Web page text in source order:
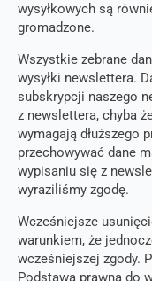
wysyłkowych są
gromadzone.
Wszystkie zebrane
wysyłki newslettera.
subskrypcji naszego
z newslettera, chyba
wymagają dłuższego
przechowywać dane
wypisaniu się z
wyraziliśmy zgodę.
Wcześniejsze
warunkiem, że
wcześniejszej zgody.
Podstawą prawną do